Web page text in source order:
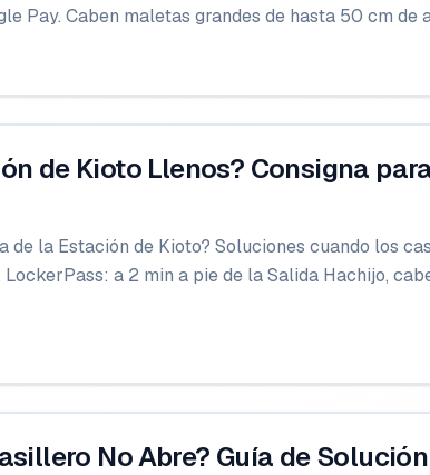
Pay. Caben maletas grandes de hasta 50 cm de
de Kioto Llenos? Consigna
de la Estación de Kioto? Soluciones cuando los
a 2 min a pie de la Salida Hachijo,
No Abre? Guía de